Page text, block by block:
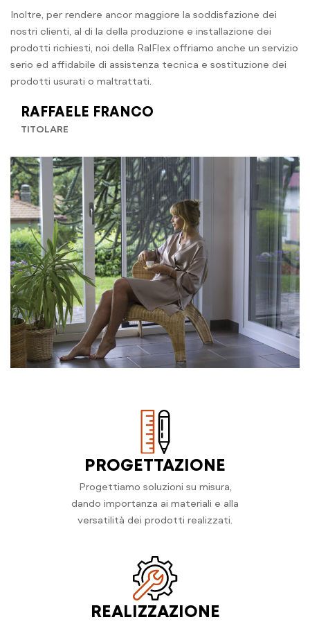
Inoltre, per rendere ancor maggiore la soddisfazione dei
nostri clienti, al di la della produzione e installazione dei
prodotti richiesti, noi della RalFlex offriamo anche un servizio
serio ed affidabile di assistenza tecnica e sostituzione dei
prodotti usurati o maltrattati.
RAFFAELE FRANCO
TITOLARE
PROGETTAZIONE
Progettiamo soluzioni su misura,
dando importanza ai materiali e alla
versatilità dei prodotti realizzati.
REALIZZAZIONE